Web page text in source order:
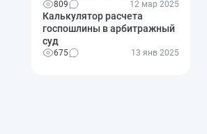
809 12 мар 2025
Калькулятор расчета
госпошлины в арбитражный
суд
675 13 янв 2025